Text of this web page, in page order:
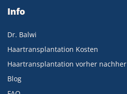
Info
Dr. Balwi
Haartransplantation Kosten
Haartransplantation vorher nachher
Blog